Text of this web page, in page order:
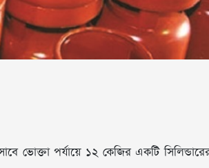
ভোক্তা পর্যায়ে ১২ কেজির একটি